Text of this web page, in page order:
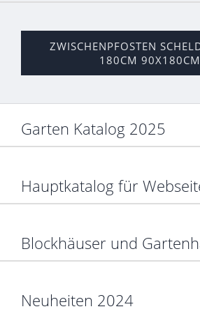
ZWISCHENPFOSTEN
180CM 90X180CM
Garten Katalog 2025
Hauptkatalog für
Blockhäuser und
Neuheiten 2024